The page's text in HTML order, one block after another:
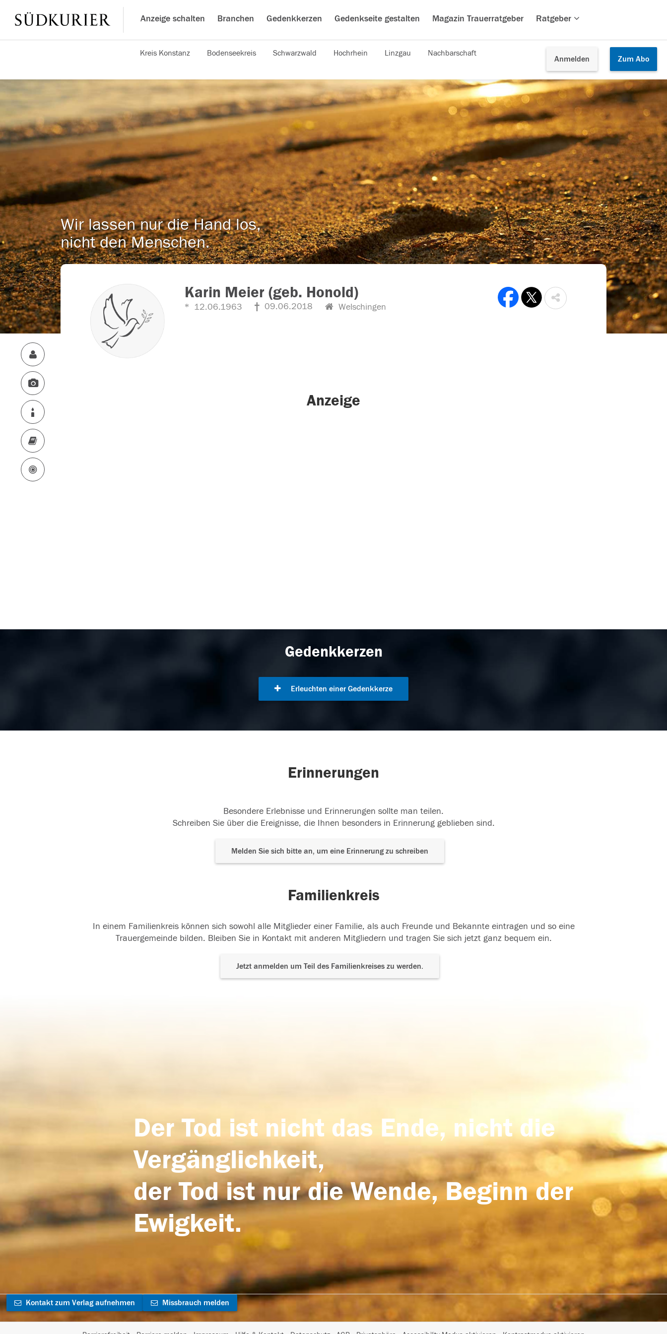
Anzeige schalten Branchen Gedenkkerzen Gedenkseite gestalten Magazin Trauerratgeber Ratgeber
Anmelden Zum Abo
Kreis Konstanz Bodenseekreis Schwarzwald Hochrhein Linzgau Nachbarschaft
Wir lassen nur die Hand los,
nicht den Menschen.
Karin Meier (geb. Honold)
12.06.1963 09.06.2018 Welschingen
Anzeige
Gedenkkerzen
Erleuchten einer Gedenkkerze
Erinnerungen
Besondere Erlebnisse und Erinnerungen sollte man teilen.
Schreiben Sie über die Ereignisse, die Ihnen besonders in Erinnerung geblieben sind.
Melden Sie sich bitte an, um eine Erinnerung zu schreiben
Familienkreis
In einem Familienkreis können sich sowohl alle Mitglieder einer Familie, als auch Freunde und Bekannte eintragen und so eine
Trauergemeinde bilden. Bleiben Sie in Kontakt mit anderen Mitgliedern und tragen Sie sich jetzt ganz bequem ein.
Jetzt anmelden um Teil des Familienkreises zu werden.
Der Tod ist nicht das Ende, nicht die
Vergänglichkeit,
der Tod ist nur die Wende, Beginn der
Ewigkeit.
Kontakt zum Verlag aufnehmen Missbrauch melden